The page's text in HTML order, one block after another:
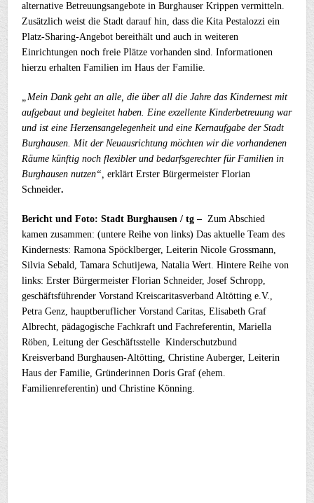
alternative Betreuungsangebote in Burghauser Krippen vermitteln.
Zusätzlich weist die Stadt darauf hin, dass die Kita Pestalozzi ein
Platz-Sharing-Angebot bereithält und auch in weiteren
Einrichtungen noch freie Plätze vorhanden sind. Informationen
hierzu erhalten Familien im Haus der Familie.
„Mein Dank geht an alle, die über all die Jahre das Kindernest mit
aufgebaut und begleitet haben. Eine exzellente Kinderbetreuung war
und ist eine Herzensangelegenheit und eine Kernaufgabe der Stadt
Burghausen. Mit der Neuausrichtung möchten wir die vorhandenen
Räume künftig noch flexibler und bedarfsgerechter für Familien in
Burghausen nutzen“, erklärt Erster Bürgermeister Florian
Schneider.
Bericht und Foto: Stadt Burghausen / tg – Zum Abschied
kamen zusammen: (untere Reihe von links) Das aktuelle Team des
Kindernests: Ramona Spöcklberger, Leiterin Nicole Grossmann,
Silvia Sebald, Tamara Schutijewa, Natalia Wert. Hintere Reihe von
links: Erster Bürgermeister Florian Schneider, Josef Schropp,
geschäftsführender Vorstand Kreiscaritasverband Altötting e.V.,
Petra Genz, hauptberuflicher Vorstand Caritas, Elisabeth Graf
Albrecht, pädagogische Fachkraft und Fachreferentin, Mariella
Röben, Leitung der Geschäftsstelle Kinderschutzbund
Kreisverband Burghausen-Altötting, Christine Auberger, Leiterin
Haus der Familie, Gründerinnen Doris Graf (ehem.
Familienreferentin) und Christine Könning.